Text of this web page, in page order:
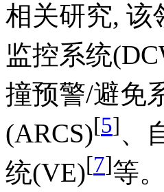
相关研究, 该
监控系统
撞预警/避免
(ARCS)[5]、
统(VE)[7]等